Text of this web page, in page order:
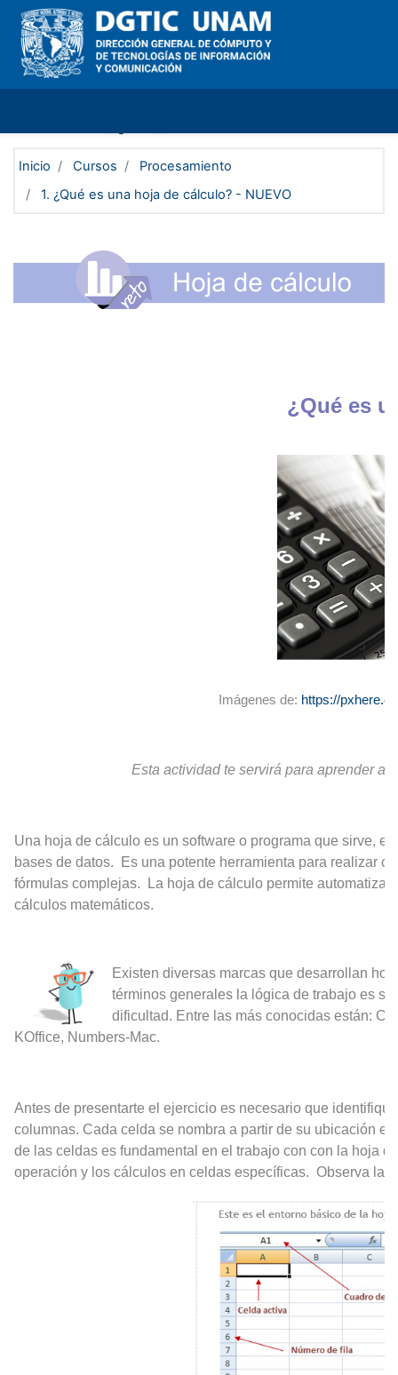
Saltar al contenido principal
Inicio Cursos
Procesamiento
1. ¿Qué es una hoja de cálculo? - NUEVO
¿Qué es
Imágenes de: https://
Esta actividad te servirá para aprender a
Una hoja de cálculo es un software o programa que sirve,
bases de datos. Es una potente herramienta para realizar
fórmulas complejas. La hoja de cálculo permite
cálculos matemáticos.
Existen diversas marcas que desarrollan
términos generales la lógica de trabajo es
dificultad. Entre las más conocidas están:
KOffice, Numbers-Mac.
Antes de presentarte el ejercicio es necesario que
columnas. Cada celda se nombra a partir de su ubicación
de las celdas es fundamental en el trabajo con con la hoja
operación y los cálculos en celdas específicas. Observa la